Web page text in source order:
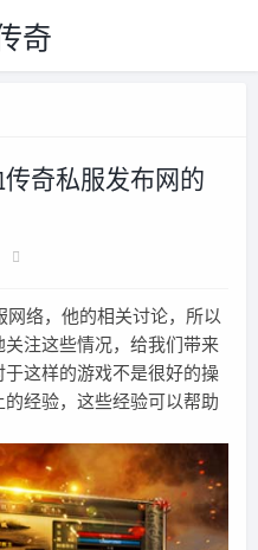
奇
奇私服发布网的
络，他的相关讨论，所以
注这些情况，给我们带来
这样的游戏不是很好的操
经验，这些经验可以帮助